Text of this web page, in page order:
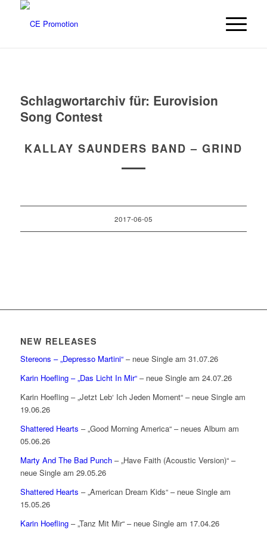
Schlagwortarchiv für: Eurovision
Song Contest
KALLAY SAUNDERS BAND – GRIND
2017-06-05
NEW RELEASES
Stereons – „Depresso Martini“– neue Single am 31.07.26
Karin Hoefling – „Das Licht In Mir“– neue Single am 24.07.26
Karin Hoefling – „Jetzt Leb‘ Ich Jeden Moment“ – neue Single am
19.06.26
Shattered Hearts – „Good Morning America“ – neues Album am
05.06.26
Marty And The Bad Punch– „Have Faith (Acoustic Version)“ –
neue Single am 29.05.26
Shattered Hearts – „American Dream Kids“ – neue Single am
15.05.26
Karin Hoefling– „Tanz Mit Mir“ – neue Single am 17.04.26